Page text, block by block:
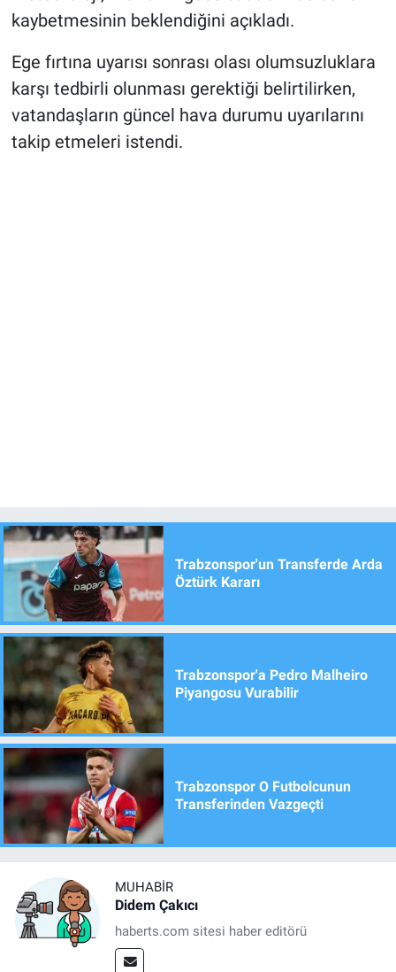
kaybetmesinin beklendiğini açıkladı.
Ege fırtına uyarısı sonrası olası olumsuzluklara
karşı tedbirli olunması gerektiği belirtilirken,
vatandaşların güncel hava durumu uyarılarını
takip etmeleri istendi.
Trabzonspor'un Transferde Arda
Öztürk Kararı
Trabzonspor'a Pedro Malheiro
Piyangosu Vurabilir
Trabzonspor O Futbolcunun
Transferinden Vazgeçti
MUHABIR
Didem Çakıcı
haberts.com sitesi haber editörü